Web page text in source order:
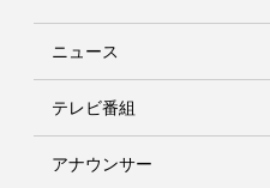
ニュース
テレビ番組
アナウンサー